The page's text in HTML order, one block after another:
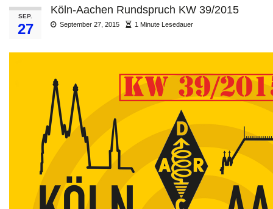
SEP.
27
Köln-Aachen Rundspruch KW 39/2015
September 27, 2015 1 Minute Lesedauer